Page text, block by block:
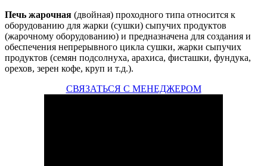
Печь жарочная (двойная) проходного типа относится к
оборудованию для жарки (сушки) сыпучих продуктов
(жарочному оборудованию) и предназначена для создания и
обеспечения непрерывного цикла сушки, жарки сыпучих
продуктов (семян подсолнуха, арахиса, фисташки, фундука,
орехов, зерен кофе, круп и т.д.).
СВЯЗАТЬСЯ С МЕНЕДЖЕРОМ